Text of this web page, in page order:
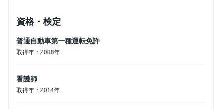
資格・検定
普通自動車第一種運転免許
取得年：2008年
看護師
取得年：2014年